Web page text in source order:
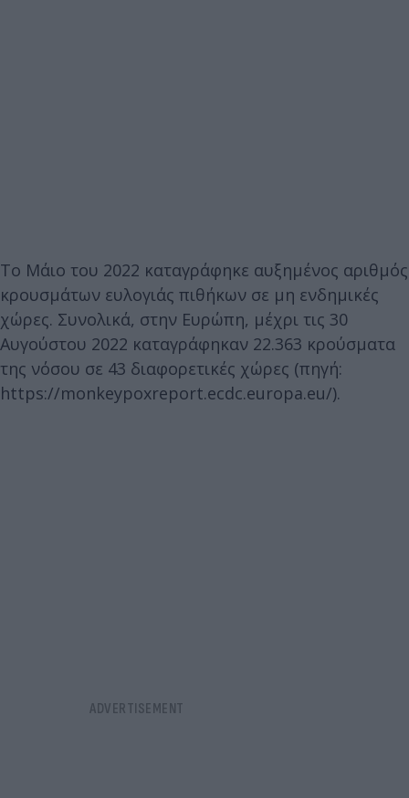
Το Μάιο του 2022 καταγράφηκε αυξημένος αριθμός
κρουσμάτων ευλογιάς πιθήκων σε μη ενδημικές
χώρες. Συνολικά, στην Ευρώπη, μέχρι τις 30
Αυγούστου 2022 καταγράφηκαν 22.363 κρούσματα
της νόσου σε 43 διαφορετικές χώρες (πηγή:
https://monkeypoxreport.ecdc.europa.eu/).